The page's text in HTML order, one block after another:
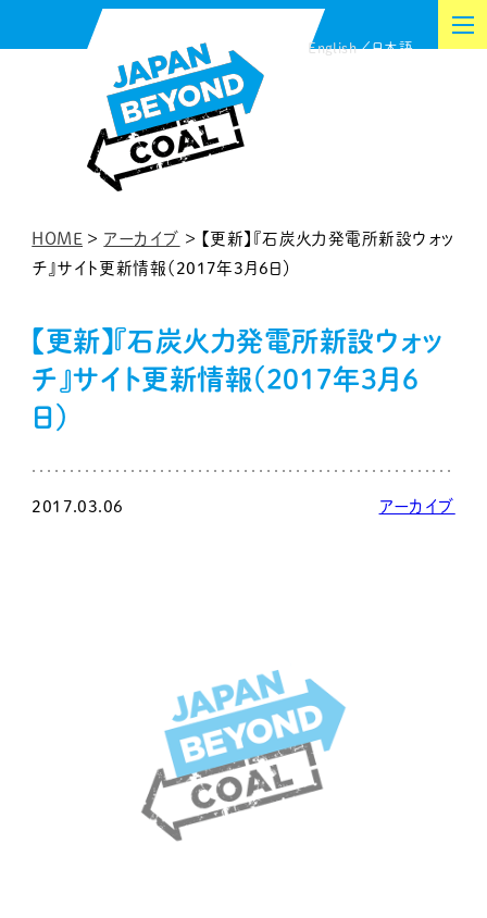
容
English 日本語
HOME > アーカイブ > 【更新】『石炭火力発電所新設ウォッ
チ』サイト更新情報（2017年3月6日）
【更新】『石炭火力発電所新設ウォッ
チ』サイト更新情報（2017年3月6
日）
2017.03.06 アーカイブ